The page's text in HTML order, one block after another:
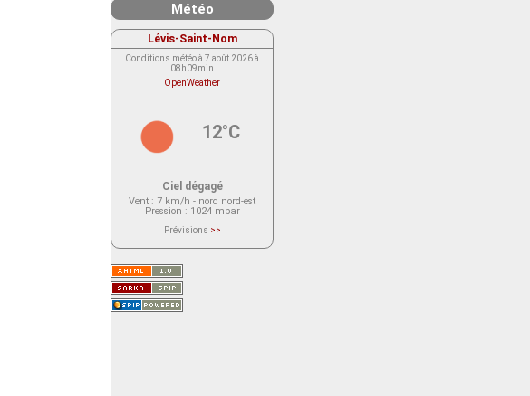
Météo
Lévis-Saint-Nom
Conditions météo à 7 août 2026 à
08h09min
OpenWeather
12°C
Ciel dégagé
Vent : 7 km/h - nord nord-est
Pression : 1024 mbar
Prévisions >>
actuellement aucune prévision
Saint-Nom.
Veuillez consulter le message du
service ci-dessous.
(401 - Invalid API key. Please see
https://openweathermap.org/faq#error401